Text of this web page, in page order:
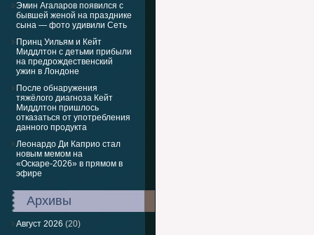
Эмин Агаларов появился с
бывшей женой на празднике
сына — фото удивили Сеть
Принц Уильям и Кейт
Миддлтон с детьми прибыли
на предрождественский
ужин в Лондоне
После обнаружения
тяжёлого диагноза Кейт
Миддлтон пришлось
отказаться от употребления
данного продукта
Леонардо Ди Каприо стал
новым мемом на
«Оскаре-2026» в прямом в
эфире
Архивы
Август 2026 (20)